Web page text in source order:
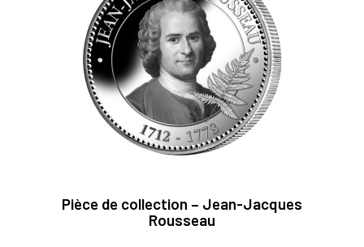
Pièce de collection – Jean-Jacques
Rousseau